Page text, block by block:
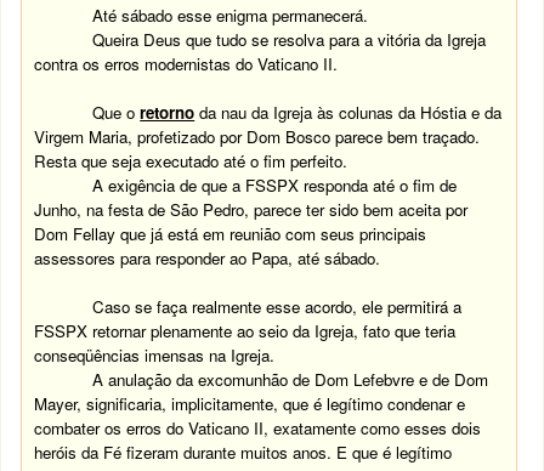
Até sábado esse enigma permanecerá.
Queira Deus que tudo se resolva para a vitória da Igreja
contra os erros modernistas do Vaticano II.
Que oretorno da nau da Igreja às colunas da Hóstia e da
Virgem Maria, profetizado por Dom Bosco parece bem traçado.
Resta que seja executado até o fim perfeito.
A exigência de que a FSSPX responda até o fim de
Junho, na festa de São Pedro, parece ter sido bem aceita por
Dom Fellay que já está em reunião com seus principais
assessores para responder ao Papa, até sábado.
Caso se faça realmente esse acordo, ele permitirá a
FSSPX retornar plenamente ao seio da Igreja, fato que teria
conseqüências imensas na Igreja.
A anulação da excomunhão de Dom Lefebvre e de Dom
Mayer, significaria, implicitamente, que é legítimo condenar e
combater os erros do Vaticano II, exatamente como esses dois
heróis da Fé fizeram durante muitos anos. E que é legítimo